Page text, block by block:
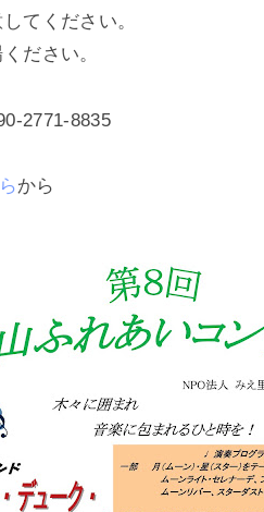
てください。
ださい。
2771-8835
から